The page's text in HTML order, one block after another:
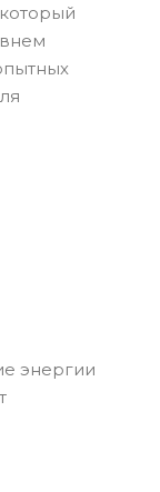
энергии